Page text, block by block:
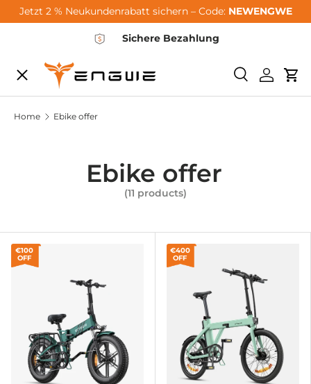
Skip to content
Jetzt 2 % Neukundenrabatt sichern – Code: NEWENGWE
Sichere Bezahlung
SearchLog in
Menu
City-Sale
Community
Home Ebike offer
Ebike offer
(11 products)
€100
OFF
€400
OFF